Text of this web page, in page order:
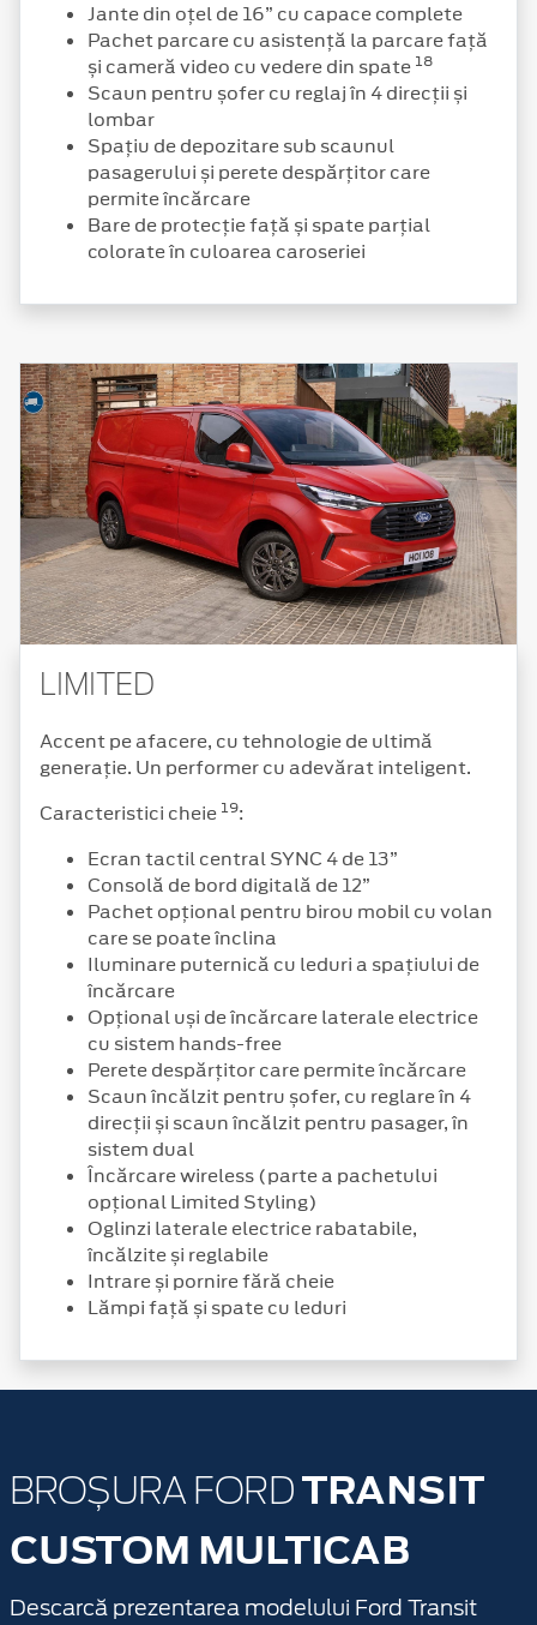
Jante din oțel de 16” cu capace complete
Pachet parcare cu asistență la parcare față
și cameră video cu vedere din spate 18
Scaun pentru șofer cu reglaj în 4 direcții și
lombar
Spațiu de depozitare sub scaunul
pasagerului și perete despărțitor care
permite încărcare
Bare de protecție față și spate parțial
colorate în culoarea caroseriei
LIMITED
Accent pe afacere, cu tehnologie de ultimă
generație. Un performer cu adevărat inteligent.
Caracteristici cheie 19:
Ecran tactil central SYNC 4 de 13”
Consolă de bord digitală de 12”
Pachet opțional pentru birou mobil cu volan
care se poate înclina
Iluminare puternică cu leduri a spațiului de
încărcare
Opțional uși de încărcare laterale electrice
cu sistem hands-free
Perete despărțitor care permite încărcare
Scaun încălzit pentru șofer, cu reglare în 4
direcții și scaun încălzit pentru pasager, în
sistem dual
Încărcare wireless (parte a pachetului
opțional Limited Styling)
Oglinzi laterale electrice rabatabile,
încălzite și reglabile
Intrare și pornire fără cheie
Lămpi față și spate cu leduri
BROȘURA FORD TRANSIT
CUSTOM MULTICAB
Descarcă prezentarea modelului Ford Transit